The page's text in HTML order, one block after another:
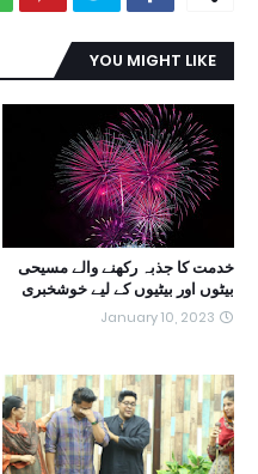
YOU MIGHT LIKE
خدمت کا جذبہ رکھنے والے مسیحی
بیٹوں اور بیٹیوں کے لیے خوشخبری
January 10, 2023